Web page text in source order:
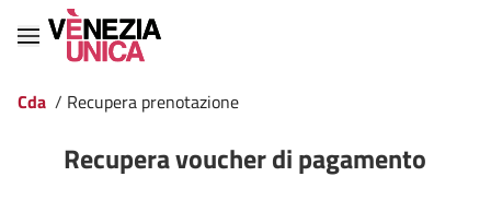
Cda / Recupera prenotazione
Recupera voucher di pagamento